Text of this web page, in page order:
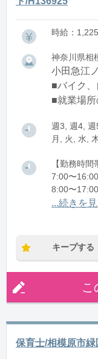
時給：
神奈川県相
小田急江
■バイク
■就業場
週3, 週4, 週
月, 火, 水,
【勤務時
7:00〜
8:00〜
12:00〜
...続きを
キープする
こ
保育士/相模原市